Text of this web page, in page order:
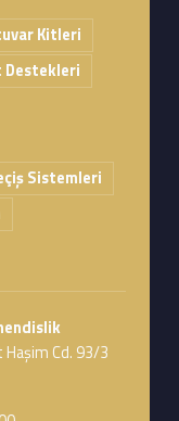
Kitleri
Destekleri
Sistemleri
Cd. 93/3